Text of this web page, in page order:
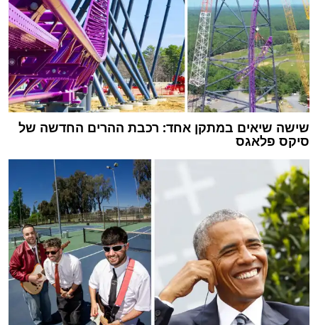
שישה שיאים במתקן אחד: רכבת ההרים החדשה של
סיקס פלאגס